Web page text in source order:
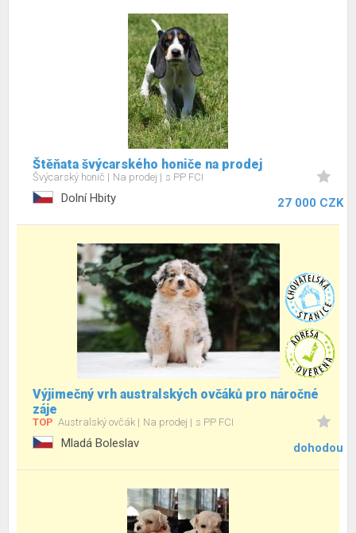
Štěňata švýcarského honiče na prodej
Švýcarský honič Na prodej s PP FCI
Dolní Hbity 27 000 CZK
Výjimečný vrh australských ovčáků pro náročné
záje
TOP Australský ovčák Na prodej s PP FCI
Mladá Boleslav dohodou